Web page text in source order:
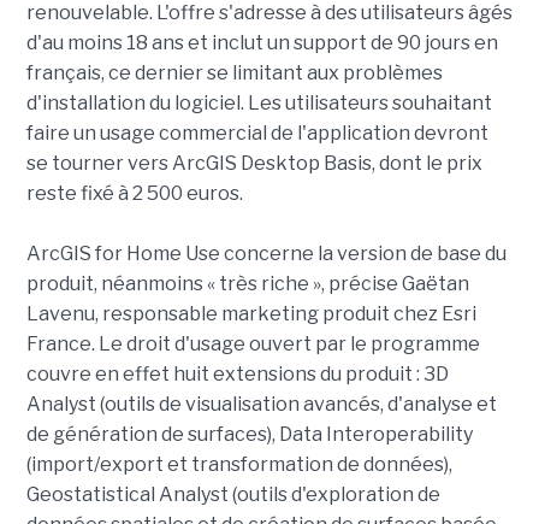
renouvelable. L'offre s'adresse à des utilisateurs âgés
d'au moins 18 ans et inclut un support de 90 jours en
français, ce dernier se limitant aux problèmes
d'installation du logiciel. Les utilisateurs souhaitant
faire un usage commercial de l'application devront
se tourner vers ArcGIS Desktop Basis, dont le prix
reste fixé à 2 500 euros.
ArcGIS for Home Use concerne la version de base du
produit, néanmoins « très riche », précise Gaëtan
Lavenu, responsable marketing produit chez Esri
France. Le droit d'usage ouvert par le programme
couvre en effet huit extensions du produit : 3D
Analyst (outils de visualisation avancés, d'analyse et
de génération de surfaces), Data Interoperability
(import/export et transformation de données),
Geostatistical Analyst (outils d'exploration de